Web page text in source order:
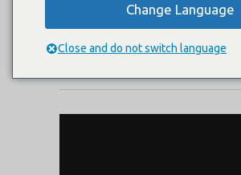
SIYANA
Change Language
Close and do not switch language